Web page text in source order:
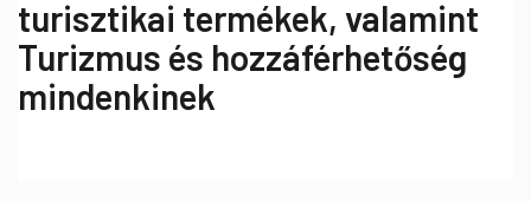
turisztikai termékek, valamint
Turizmus és hozzáférhetőség
mindenkinek